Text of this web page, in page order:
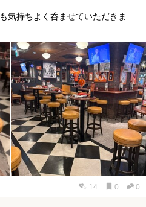
気持ちよく呑ませていただきま
14 0 0